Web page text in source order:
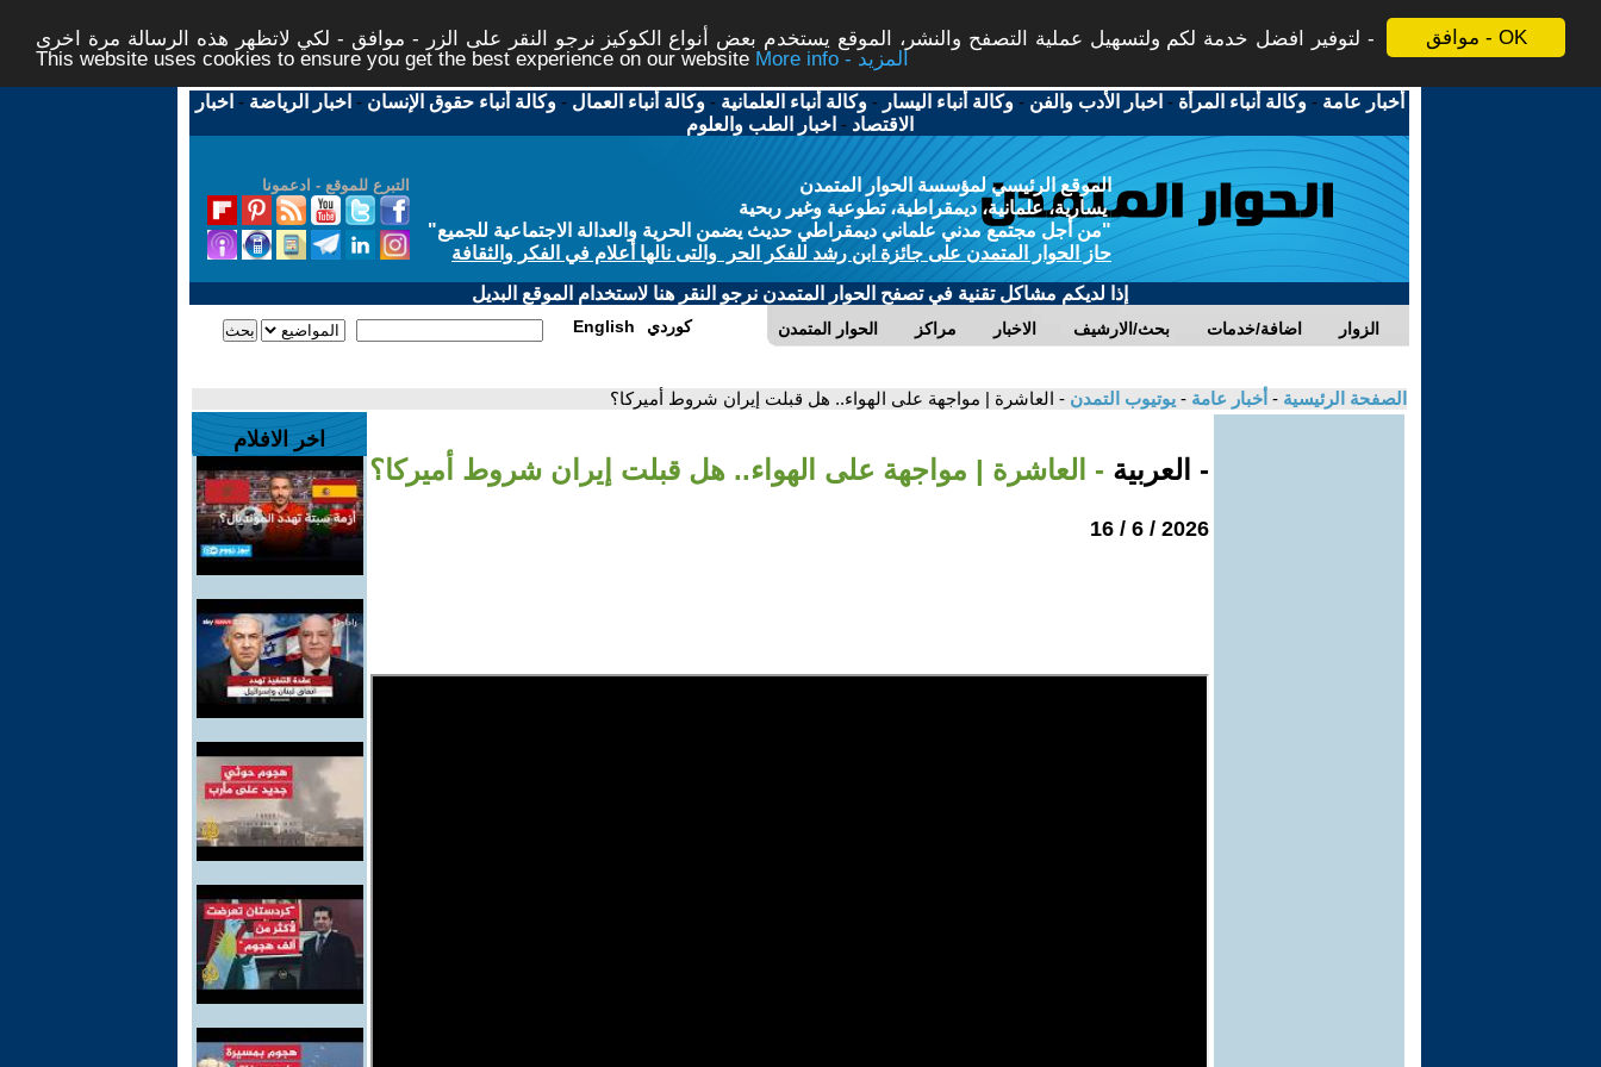
موافق - OK
لتوفير افضل خدمة لكم ولتسهيل عملية التصفح والنشر، الموقع يستخدم بعض أنواع الكوكيز نرجو النقر على الزر - موافق - لكي لاتظهر هذه الرسالة مرة اخرى -
This website uses cookies to ensure you get the best experience on our website
More info - المزيد
أخبار عامة -وكالة أنباء المرأة - اخبار الأدب والفن -وكالة أنباء اليسار -وكالة أنباء العلمانية -وكالة أنباء العمال -وكالة أنباء حقوق الإنسان - اخبار الرياضة - اخبار
الاقتصاد - اخبار الطب والعلوم
التبرع للموقع - ادعمونا
الموقع الرئيسي لمؤسسة الحوار المتمدن
يسارية، علمانية، ديمقراطية، تطوعية وغير ربحية
"من أجل مجتمع مدني علماني ديمقراطي حديث يضمن الحرية والعدالة الاجتماعية للجميع"
حاز الحوار المتمدن على جائزة ابن رشد للفكر الحر والتى نالها أعلام في الفكر والثقافة
إذا لديكم مشاكل تقنية في تصفح الحوار المتمدن نرجو النقر هنا لاستخدام الموقع البديل
الحوار المتمدن مراكز الاخبار بحث/الارشيف اضافة/خدمات الزوار English كوردي
الصفحة الرئيسية - أخبار عامة - يوتيوب التمدن - العاشرة | مواجهة على الهواء.. هل قبلت إيران شروط أميركا؟
- العربية - العاشرة | مواجهة على الهواء.. هل قبلت إيران شروط أميركا؟
2026 / 6 / 16
اخر الافلام